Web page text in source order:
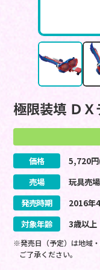
極限装填 Ｄ
価格 5,720
売場
玩具売
発売時期
2016年4
対象年齢
3歳以上
※発売日（予定）は地域
ご了承ください。